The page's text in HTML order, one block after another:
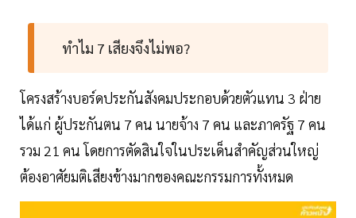
ทำไม 7 เสียงจึงไม่พอ?
โครงสร้างบอร์ดประกันสังคมประกอบด้วยตัวแทน 3 ฝ่าย
ได้แก่ ผู้ประกันตน 7 คน นายจ้าง 7 คน และภาครัฐ 7 คน
รวม 21 คน โดยการตัดสินใจในประเด็นสำคัญส่วนใหญ่
ต้องอาศัยมติเสียงข้างมากของคณะกรรมการทั้งหมด